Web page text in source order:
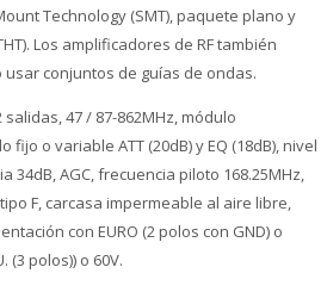
Technology (SMT), paquete plano y
Los amplificadores de RF también
conjuntos de guías de ondas.
47 / 87-862MHz, módulo
fijo o variable ATT (20dB) y EQ (18dB), nivel
34dB, AGC, frecuencia piloto 168.25MHz,
F, carcasa impermeable al aire libre,
con EURO (2 polos con GND) o
(3 polos)) o 60V.